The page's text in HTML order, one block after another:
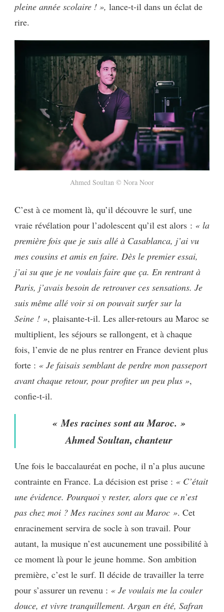
pleine année scolaire ! », lance-t-il dans un éclat de
rire.
Ahmed Soultan © Nora Noor
C’est à ce moment là, qu’il découvre le surf, une
vraie révélation pour l’adolescent qu’il est alors : « la
première fois que je suis allé à Casablanca, j’ai vu
mes cousins et amis en faire. Dès le premier essai,
j’ai su que je ne voulais faire que ça. En rentrant à
Paris, j’avais besoin de retrouver ces sensations. Je
suis même allé voir si on pouvait surfer sur la
Seine ! », plaisante-t-il. Les aller-retours au Maroc se
multiplient, les séjours se rallongent, et à chaque
fois, l’envie de ne plus rentrer en France devient plus
forte : « Je faisais semblant de perdre mon passeport
avant chaque retour, pour profiter un peu plus »,
confie-t-il.
« Mes racines sont au Maroc. »
Ahmed Soultan, chanteur
Une fois le baccalauréat en poche, il n’a plus aucune
contrainte en France. La décision est prise : « C’était
une évidence. Pourquoi y rester, alors que ce n’est
pas chez moi ? Mes racines sont au Maroc ». Cet
enracinement servira de socle à son travail. Pour
autant, la musique n’est aucunement une possibilité à
ce moment là pour le jeune homme. Son ambition
première, c’est le surf. Il décide de travailler la terre
pour s’assurer un revenu : « Je voulais me la couler
douce, et vivre tranquillement. Argan en été, Safran